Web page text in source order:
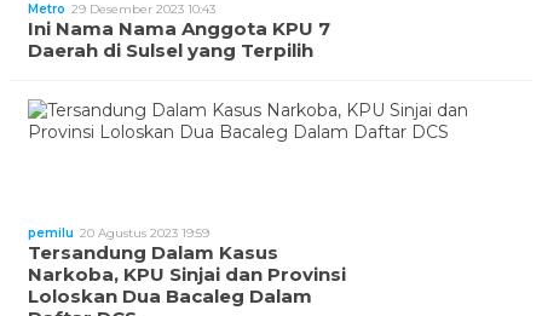
Metro 29 Desember 2023 10:43
Ini Nama Nama Anggota KPU 7
Daerah di Sulsel yang Terpilih
pemilu 20 Agustus 2023 19:59
Tersandung Dalam Kasus
Narkoba, KPU Sinjai dan Provinsi
Loloskan Dua Bacaleg Dalam